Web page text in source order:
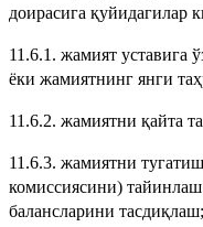
доирасига қуйидагилар
11.6.1. жамият уставига
ёки жамиятнинг янги
11.6.2. жамиятни қайта
11.6.3. жамиятни
комиссиясини)
балансларини тасдиқлаш;